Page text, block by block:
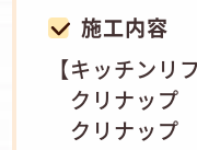
施工内容
【キッチンリ
クリナップ
クリナップ